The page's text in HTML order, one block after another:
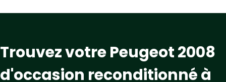
Trouvez votre Peugeot 2008
d'occasion reconditionné à